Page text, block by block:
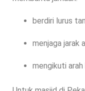
berdiri lurus
menjaga jarak
mengikuti